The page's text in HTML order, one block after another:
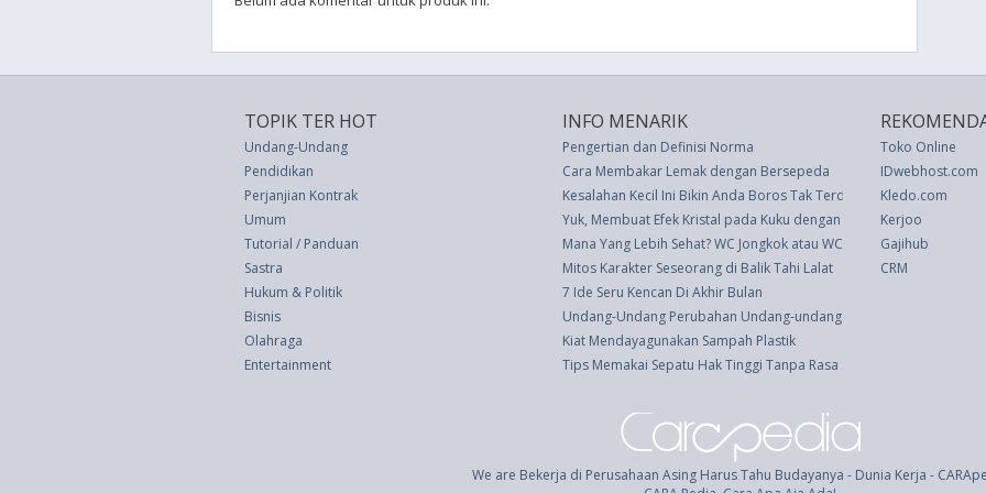
TOPIK TER HOT
Undang-Undang
Pendidikan
Perjanjian Kontrak
Umum
Tutorial / Panduan
Sastra
Hukum & Politik
Bisnis
Olahraga
Entertainment
INFO MENARIK
Pengertian dan Definisi Norma
Cara Membakar Lemak dengan Bersepeda
Kesalahan Kecil Ini Bikin Anda Boros Tak Terduga
Yuk, Membuat Efek Kristal pada Kuku dengan Garam
Mana Yang Lebih Sehat? WC Jongkok atau WC Duduk
Mitos Karakter Seseorang di Balik Tahi Lalat
7 Ide Seru Kencan Di Akhir Bulan
Undang-Undang Perubahan Undang-undang Nomor 16 Tahun
Kiat Mendayagunakan Sampah Plastik
Tips Memakai Sepatu Hak Tinggi Tanpa Rasa Sakit
Toko Online
IDwebhost.com
Kledo.com
Kerjoo
Gajihub
CRM
We are Bekerja di Perusahaan Asing Harus Tahu Budayanya - Dunia Kerja -